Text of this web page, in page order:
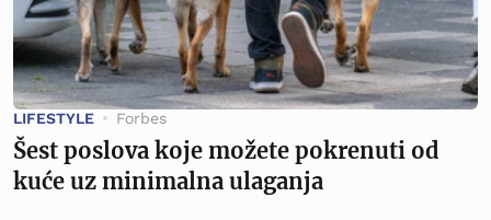
LIFESTYLE Forbes
Šest poslova koje možete pokrenuti od
kuće uz minimalna ulaganja